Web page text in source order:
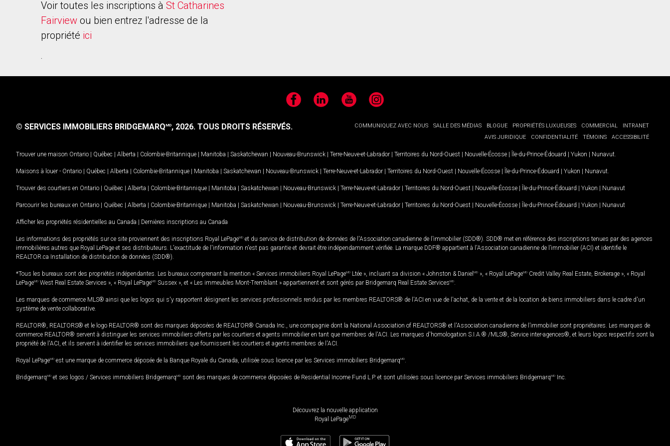
Voir toutes les inscriptions à St Catharines
Fairview ou bien entrez l'adresse de la
propriété ici
.
FacebookLinkedIn YouTubeInstagram
COMMUNIQUEZ AVEC NOUS SALLE DES MÉDIAS BLOGUE PROPRIÉTÉS LUXUEUSES COMMERCIAL
INTRANET
AVIS JURIDIQUE
CONFIDENTIALITÉ TÉMOINS ACCESSIBILITÉ
© SERVICES IMMOBILIERS BRIDGEMARQMD, 2026. TOUS DROITS RÉSERVÉS.
Trouver une maison Ontario | Québec | Alberta | Colombie-Britannique | Manitoba | Saskatchewan | Nouveau-Brunswick | Terre-Neuve-et-Labrador | Territoires du Nord-Ouest | Nouvelle-Écosse | Île-du-Prince-Édouard | Yukon | Nunavut
Maisons à louer - Ontario | Québec | Alberta | Colombie-Britannique | Manitoba | Saskatchewan | Nouveau-Brunswick | Terre-Neuve-et-Labrador | Territoires du Nord-Ouest | Nouvelle-Écosse | Île-du-Prince-Édouard | Yukon | Nunavut
Trouver des courtiers en Ontario | Québec | Alberta | Colombie-Britannique | Manitoba | Saskatchewan | Nouveau-Brunswick | Terre-Neuve-et-Labrador | Territoires du Nord-Ouest | Nouvelle-Écosse | Île-du-Prince-Édouard | Yukon | Nunavut
Parcourir les bureaux en Ontario | Québec | Alberta | Colombie-Britannique | Manitoba | Saskatchewan | Nouveau-Brunswick | Terre-Neuve-et-Labrador | Territoires du Nord-Ouest | Nouvelle-Écosse | Île-du-Prince-Édouard | Yukon | Nunavut
Afficher les propriétés résidentielles au Canada | Dernières inscriptions au Canada
Les informations des propriétés sur ce site proviennent des inscriptions Royal LePageMD et du service de distribution de données de l'Association canadienne de l’immobilier (SDD®). SDD® met en référence des inscriptions tenues par des agences
immobilières autres que Royal LePage et ses distributeurs. L'exactitude de l'information n'est pas garantie et devrait être indépendamment vérifiée. La marque DDF® appartient à l'Association canadienne de l’immobilier (ACI) et identifie le
REALTOR.ca Installation de distribution de données (SDD®).
*Tous les bureaux sont des propriétés indépendantes. Les bureaux comprenant la mention « Services immobiliers Royal LePageMD Ltée », incluant sa division « Johnston & Daniel MD », « Royal LePageMD Credit Valley Real Estate, Brokerage », « Royal
LePageMD West Real Estate Services », « Royal LePageMD Sussex », et « Les immeubles Mont-Tremblant » appartiennent et sont gérés par Bridgemarq Real Estate ServicesMD
Les marques de commerce MLS® ainsi que les logos qui s'y rapportent désignent les services professionnels rendus par les membres REALTORS® de l'ACI en vue de l'achat, de la vente et de la location de biens immobiliers dans le cadre d'un
système de vente collaborative.
REALTOR®, REALTORS® et le logo REALTOR® sont des marques déposées de REALTOR® Canada Inc., une compagnie dont la National Association of REALTORS® et l'Association canadienne de l’immobilier sont propriétaires. Les marques de
commerce REALTOR® servent à distinguer les services immobiliers offerts par les courtiers et agents immobilier en tant que membres de l'ACI. Les marques d'homologation S.I.A.® /MLS®, Service inter-agences®, et leurs logos respectifs sont la
propriété de l'ACI, et ils servent à identifier les services immobiliers que fournissent les courtiers et agents membres de l'ACI.
Royal LePageMD est une marque de commerce déposée de la Banque Royale du Canada, utilisée sous licence par les Services immobiliers BridgemarqMD
BridgemarqMD et ses logos / Services immobiliers BridgemarqMD sont des marques de commerce déposées de Residential Income Fund L.P. et sont utilisées sous licence par Services immobiliers BridgemarqMD Inc.
Découvrez la nouvelle application
Royal LePageMD